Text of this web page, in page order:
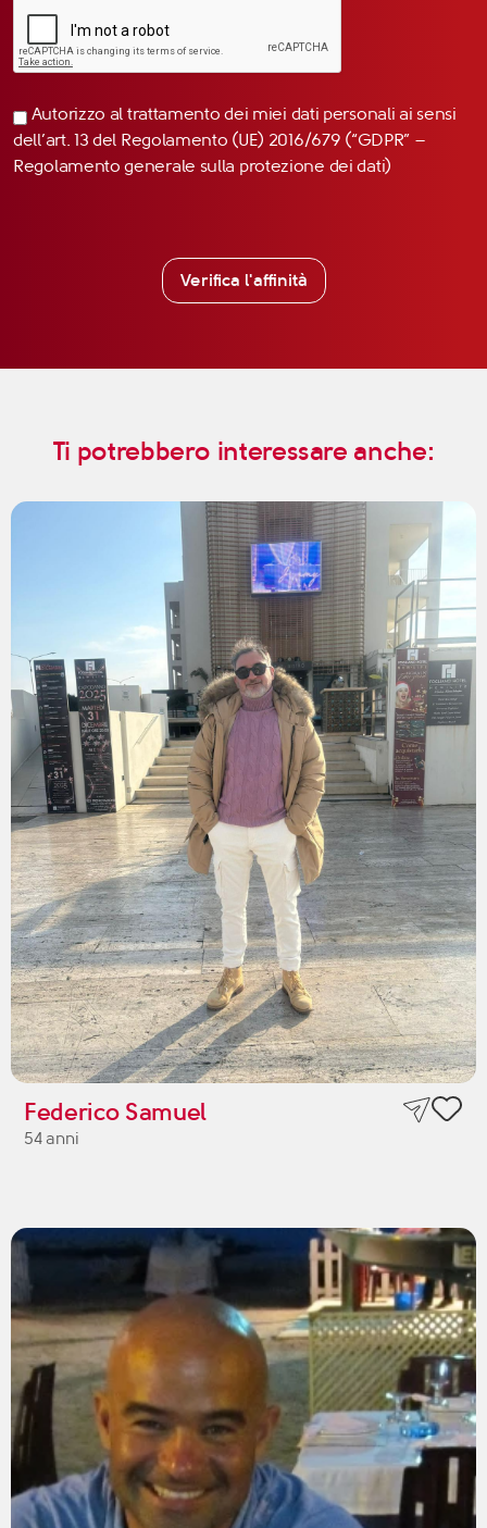
Autorizzo al trattamento dei miei dati personali ai sensi
dell’art. 13 del Regolamento (UE) 2016/679 (“GDPR” –
Regolamento generale sulla protezione dei dati)
Verifica l'affinità
Ti potrebbero interessare anche:
Federico Samuel
54 anni